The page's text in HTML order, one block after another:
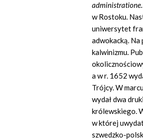
administratione.
w Rostoku.
uniwersytet
adwokacką. Na
kalwinizmu.
a w r. 1652
Trójcy. W
wydał dwa
królewskiego.
w której
szwedzko-